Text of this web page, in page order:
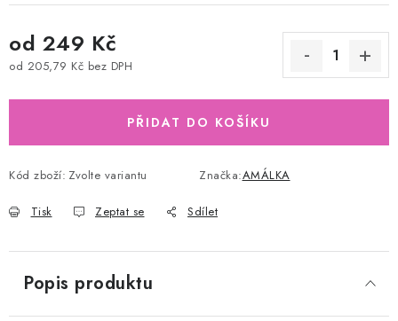
od 249 Kč
od 205,79 Kč bez DPH
PŘIDAT DO KOŠÍKU
Kód zboží: Zvolte variantu Značka:AMÁLKA
Tisk Zeptat se Sdílet
Popis produktu